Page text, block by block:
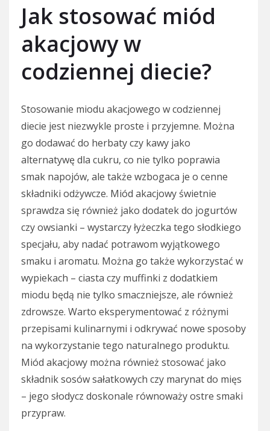
Jak stosować miód
akacjowy w
codziennej diecie?
Stosowanie miodu akacjowego w codziennej
diecie jest niezwykle proste i przyjemne. Można
go dodawać do herbaty czy kawy jako
alternatywę dla cukru, co nie tylko poprawia
smak napojów, ale także wzbogaca je o cenne
składniki odżywcze. Miód akacjowy świetnie
sprawdza się również jako dodatek do jogurtów
czy owsianki – wystarczy łyżeczka tego słodkiego
specjału, aby nadać potrawom wyjątkowego
smaku i aromatu. Można go także wykorzystać w
wypiekach – ciasta czy muffinki z dodatkiem
miodu będą nie tylko smaczniejsze, ale również
zdrowsze. Warto eksperymentować z różnymi
przepisami kulinarnymi i odkrywać nowe sposoby
na wykorzystanie tego naturalnego produktu.
Miód akacjowy można również stosować jako
składnik sosów sałatkowych czy marynat do mięs
– jego słodycz doskonale równoważy ostre smaki
przypraw.